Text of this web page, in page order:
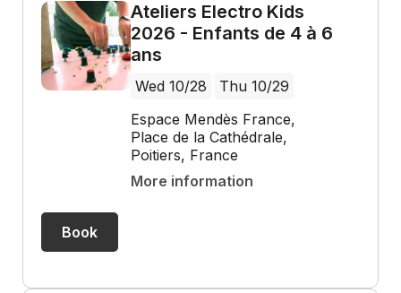
Ateliers Electro Kids
2026 - Enfants de 4 à 6
ans
Wed 10/28
Thu 10/29
Espace Mendès France,
Place de la Cathédrale,
Poitiers, France
More information
Book